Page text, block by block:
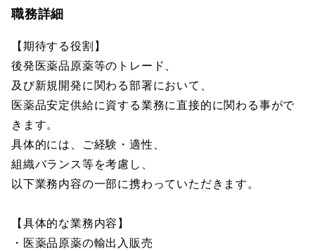
職務詳細
【期待する役割】
後発医薬品原薬等のトレード、
及び新規開発に関わる部署において、
医薬品安定供給に資する業務に直接的に関わる事がで
きます。
具体的には、ご経験・適性、
組織バランス等を考慮し、
以下業務内容の一部に携わっていただきます。
【具体的な業務内容】
・医薬品原薬の輸出入販売